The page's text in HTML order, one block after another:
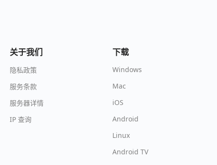
关于我们
隐私政策
服务条款
服务器详情
IP 查询
下载
Windows
Mac
iOS
Android
Linux
Android TV